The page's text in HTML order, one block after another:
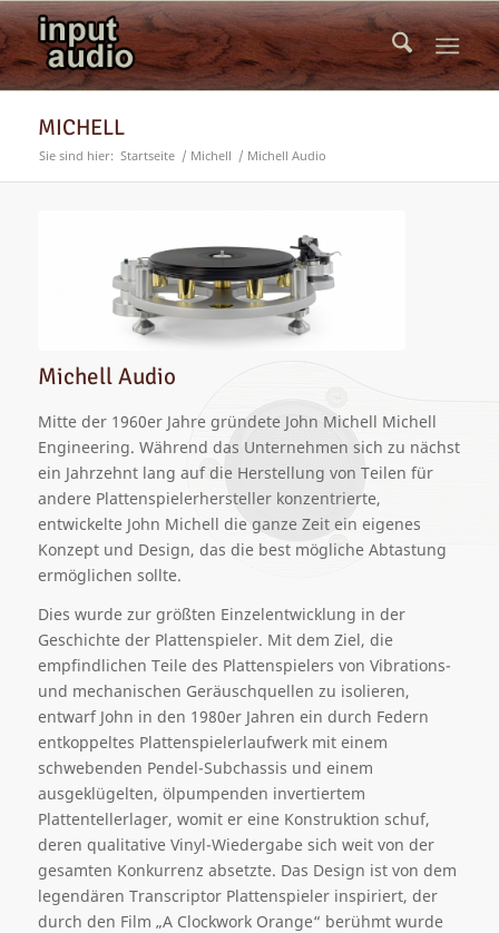
MICHELL
Sie sind hier: Startseite / Michell / Michell Audio
Michell Audio
Mitte der 1960er Jahre gründete John Michell Michell
Engineering. Während das Unternehmen sich zu nächst
ein Jahrzehnt lang auf die Herstellung von Teilen für
andere Plattenspielerhersteller konzentrierte,
entwickelte John Michell die ganze Zeit ein eigenes
Konzept und Design, das die best mögliche Abtastung
ermöglichen sollte.
Dies wurde zurgrößten Einzelentwicklung in der
Geschichte der Plattenspieler. Mit dem Ziel, die
empfindlichen Teile des Plattenspielers von Vibrations-
und mechanischen Geräuschquellen zu isolieren,
entwarf John in den 1980er Jahren ein durch Federn
entkoppeltes Plattenspielerlaufwerkmit einem
schwebenden Pendel-Subchassis und einem
ausgeklügelten, ölpumpenden invertiertem
Plattentellerlager, womit er eine Konstruktion schuf,
deren qualitative Vinyl-Wiedergabe sich weit von der
gesamten Konkurrenz absetzte. Das Design ist von dem
legendären Transcriptor Plattenspieler inspiriert, der
durch den Film „A Clockwork Orange“ berühmt wurde